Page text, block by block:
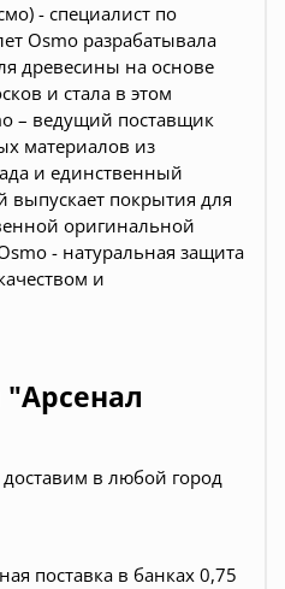
- специалист по
Osmo разрабатывала
древесины на основе
и стала в этом
– ведущий поставщик
материалов из
и единственный
выпускает покрытия для
оригинальной
- натуральная защита
и
в любой город
поставка в банках 0,75